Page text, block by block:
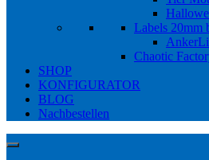
Labels 20mm
Chaotic
SHOP
KONFIGURATOR
BLOG
Nachbestellen